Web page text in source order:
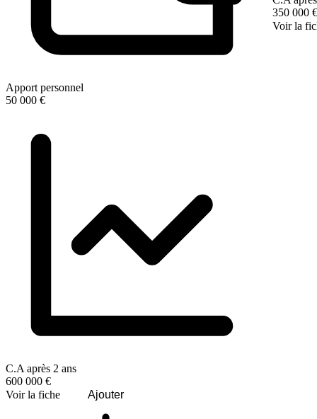
Apport personnel
50 000 €
C.A après 2 ans
600 000 €
Voir la fiche
Ajouter
350 000 €
Voir la